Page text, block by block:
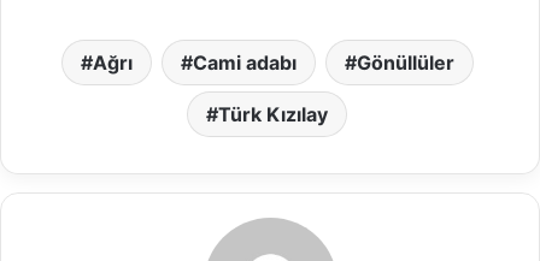
Ağrı Cami adabı Gönüllüler
Türk Kızılay